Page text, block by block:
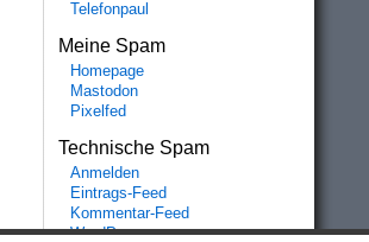
Telefonpaul
Meine Spam
Homepage
Mastodon
Pixelfed
Technische Spam
Anmelden
Eintrags-Feed
Kommentar-Feed
WordPress.org